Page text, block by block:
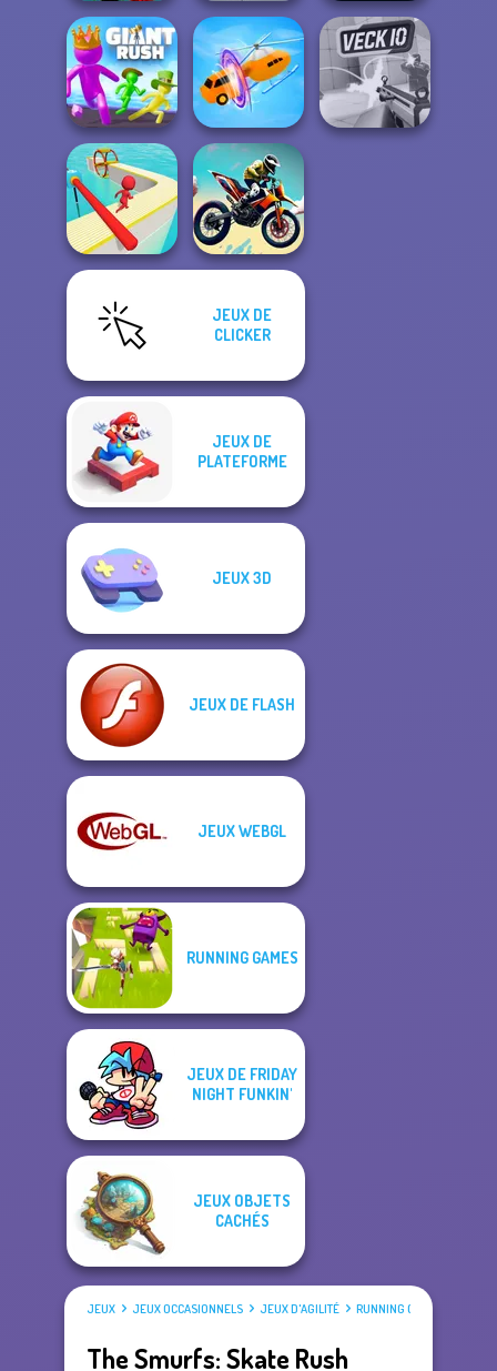
Music Rush
Last Day On Earth
Survival
Commando
Force 2
Giant Rush! Shape-shifting
Fun Race 3D
JEUX DE
CLICKER
JEUX DE
PLATEFORME
JEUX 3D
JEUX DE FLASH
JEUX WEBGL
RUNNING GAMES
JEUX DE FRIDAY
NIGHT FUNKIN'
JEUX OBJETS
CACHÉS
JEUX JEUX OCCASIONNELS JEUX D'AGILITÉ RUNNING GAMES
The Smurfs: Skate Rush